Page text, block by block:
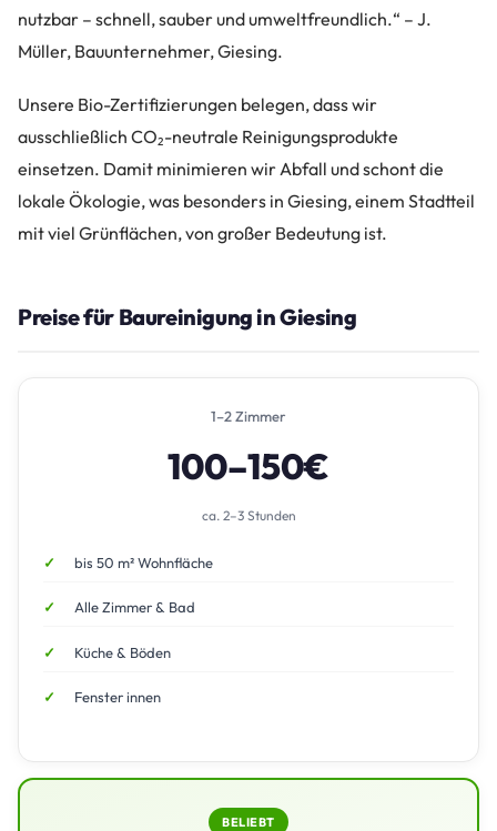
nutzbar – schnell, sauber und umweltfreundlich.“ – J.
Müller, Bauunternehmer, Giesing.
Unsere Bio-Zertifizierungen belegen, dass wir
ausschließlich CO₂-neutrale Reinigungsprodukte
einsetzen. Damit minimieren wir Abfall und schont die
lokale Ökologie, was besonders in Giesing, einem Stadtteil
mit viel Grünflächen, von großer Bedeutung ist.
Preise für Baureinigung in Giesing
1–2 Zimmer
100–150€
ca. 2–3 Stunden
bis 50 m² Wohnfläche
Alle Zimmer & Bad
Küche & Böden
Fenster innen
BELIEBT